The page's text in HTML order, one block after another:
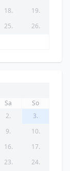
18.
19.
25.
26.
Sa
So
2.
3.
9.
10.
16.
17.
23.
24.